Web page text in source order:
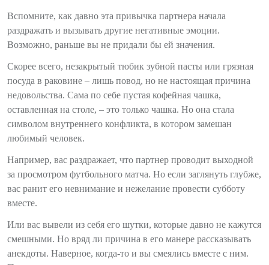
Вспомните, как давно эта привычка партнера начала
раздражать и вызывать другие негативные эмоции.
Возможно, раньше вы не придали бы ей значения.
Скорее всего, незакрытый тюбик зубной пасты или грязная
посуда в раковине – лишь повод, но не настоящая причина
недовольства. Сама по себе пустая кофейная чашка,
оставленная на столе, – это только чашка. Но она стала
символом внутреннего конфликта, в котором замешан
любимый человек.
Например, вас раздражает, что партнер проводит выходной
за просмотром футбольного матча. Но если заглянуть глубже,
вас ранит его невнимание и нежелание провести субботу
вместе.
Или вас вывели из себя его шутки, которые давно не кажутся
смешными. Но вряд ли причина в его манере рассказывать
анекдоты. Наверное, когда-то и вы смеялись вместе с ним.